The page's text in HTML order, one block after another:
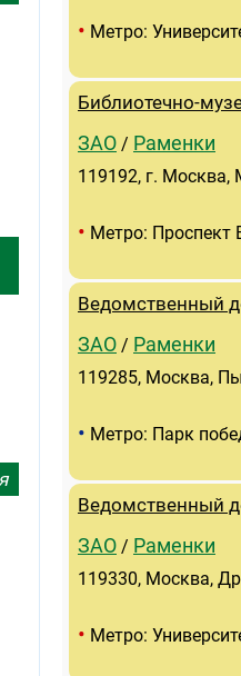
• Метро:
Библиотечно-
ЗАО / Раменки
119192, г. Москва,
• Метро: Проспект
Ведомственный
ЗАО / Раменки
119285, Москва,
• Метро: Парк
Ведомственный
ЗАО / Раменки
119330, Москва,
• Метро: